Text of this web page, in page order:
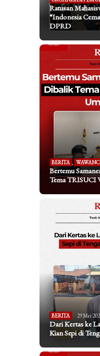
Ratusan
“Indonesia
DPRD
BERITA
Bertemu
Tema TRISUCI
BERITA 29 Mei
Dari Kertas ke
Kian Sepi di